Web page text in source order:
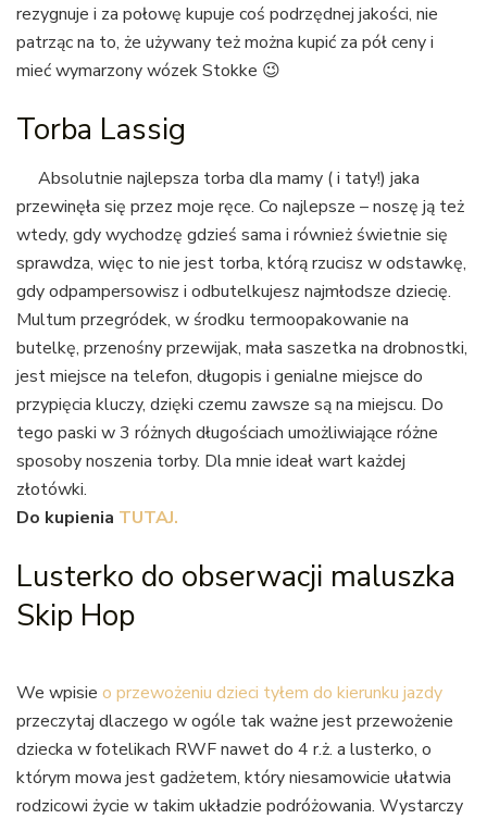
rezygnuje i za połowę kupuje coś podrzędnej jakości, nie
patrząc na to, że używany też można kupić za pół ceny i
mieć wymarzony wózek Stokke 😉
Torba Lassig
Absolutnie najlepsza torba dla mamy ( i taty!) jaka
przewinęła się przez moje ręce. Co najlepsze – noszę ją też
wtedy, gdy wychodzę gdzieś sama i również świetnie się
sprawdza, więc to nie jest torba, którą rzucisz w odstawkę,
gdy odpampersowisz i odbutelkujesz najmłodsze dziecię.
Multum przegródek, w środku termoopakowanie na
butelkę, przenośny przewijak, mała saszetka na drobnostki,
jest miejsce na telefon, długopis i genialne miejsce do
przypięcia kluczy, dzięki czemu zawsze są na miejscu. Do
tego paski w 3 różnych długościach umożliwiające różne
sposoby noszenia torby. Dla mnie ideał wart każdej
złotówki.
Do kupienia TUTAJ.
Lusterko do obserwacji maluszka
Skip Hop
We wpisie o przewożeniu dzieci tyłem do kierunku jazdy
przeczytaj dlaczego w ogóle tak ważne jest przewożenie
dziecka w fotelikach RWF nawet do 4 r.ż. a lusterko, o
którym mowa jest gadżetem, który niesamowicie ułatwia
rodzicowi życie w takim układzie podróżowania. Wystarczy